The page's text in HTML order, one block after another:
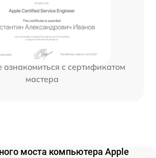
с сертификатом
мастера
моста компьютера Apple